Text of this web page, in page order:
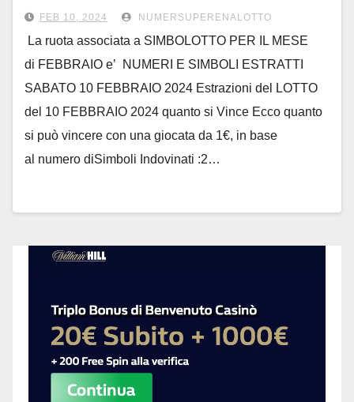
vincenti
FEB 10, 2024 NUMERSUPERENALOTTO
La ruota associata a SIMBOLOTTO PER IL MESE
di FEBBRAIO e’ NUMERI E SIMBOLI ESTRATTI
SABATO 10 FEBBRAIO 2024 Estrazioni del LOTTO
del 10 FEBBRAIO 2024 quanto si Vince Ecco quanto
si può vincere con una giocata da 1€, in base
al numero diSimboli Indovinati :2…